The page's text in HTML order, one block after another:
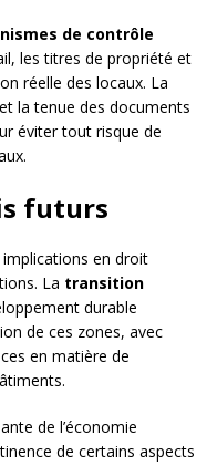
de contrôle
les titres de propriété et
réelle des locaux. La
la tenue des documents
éviter tout risque de
futurs
implications en droit
La transition
durable
de ces zones, avec
en matière de
de l’économie
de certains aspects